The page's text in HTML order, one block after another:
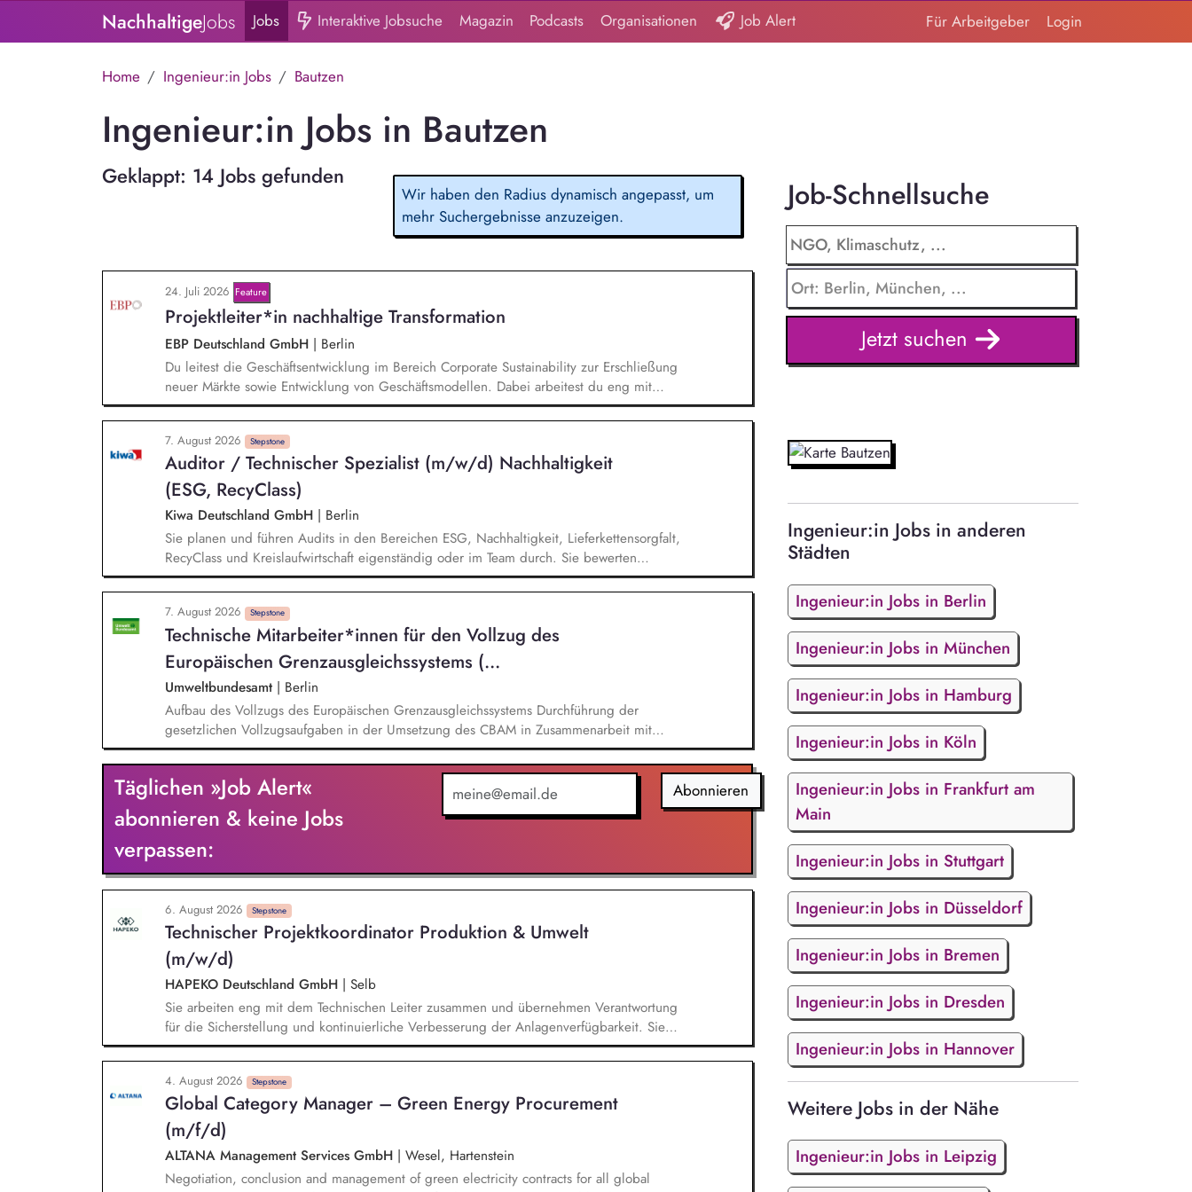
NachhaltigeJobs Jobs Interaktive Jobsuche Magazin Podcasts Organisationen Job Alert Für Arbeitgeber Login
Home Ingenieur:in Jobs Bautzen
Ingenieur:in Jobs in Bautzen
Geklappt: 14 Jobs gefunden
Wir haben den Radius dynamisch angepasst, um
mehr Suchergebnisse anzuzeigen.
24. Juli 2026 Feature
Projektleiter*in nachhaltige Transformation
EBP Deutschland GmbH | Berlin
Du leitest die Geschäftsentwicklung im Bereich Corporate Sustainability zur Erschließung
neuer Märkte sowie Entwicklung von Geschäftsmodellen. Dabei arbeitest du eng mit
einem bestehenden Team zusammen und entwickelst dieses gemeinsam mit erfahrenen
Projektleiter*innen weiter. Zu Deinen Aufgaben gehören vor allem: Strategieentwicklung:
Entwurf und Umsetzung von Wachstumsstrategie und Geschäftsmodellen, Trendanalysen:
Frühzeitige Identifikation von Branchen- und Regulatoriktrends, Partnermanagement:
Aufbau von strategischen Partnerschaften, Kooperationen und Netzwerken, Akquisition von
Aufträgen, Neukunden und Projekten.
7. August 2026 Stepstone
Auditor / Technischer Spezialist (m/w/d) Nachhaltigkeit
(ESG, RecyClass)
Kiwa Deutschland GmbH | Berlin
Sie planen und führen Audits in den Bereichen ESG, Nachhaltigkeit, Lieferkettensorgfalt,
RecyClass und Kreislaufwirtschaft eigenständig oder im Team durch. Sie bewerten
Unternehmen hinsichtlich gesetzlicher, normativer und kundenspezifischer Nachhaltigkeits-
und Compliance-Anforderungen und erstellen aussagekräftige Auditberichte. Sie prüfen
Audit- und Bewertungsergebnisse, bewerten Korrekturmaßnahmen und stellen die
Einhaltung relevanter Standards und Zertifizierungsanforderungen sicher.
7. August 2026 Stepstone
Technische Mitarbeiter*innen für den Vollzug des
Europäischen Grenzausgleichs­systems (...
Umweltbundesamt | Berlin
Aufbau des Vollzugs des Europäischen Grenzausgleichssystems Durchführung der
gesetzlichen Vollzugsaufgaben in der Umsetzung des CBAM in Zusammenarbeit mit
anderen Facheinheiten der DEHSt, vor allem: - Prüfung von CBAM-Berichten und
‑Erklärungen sowie Prüfung, Aufbereitung und Bewertung der erhobenen Emissionsdaten -
Mitwirkung bei der Durchführung von Rechtsmittelverfahren - Kommunikation mit
Importeuren sowie dem Zoll und der Europäischen Kommission - Erarbeitung von
Strategien und Konzepten für den einheitlichen Vollzug der rechtlichen Regelungen zum
CBAM und deren Weiterentwicklung
Täglichen »Job Alert«
abonnieren & keine Jobs
verpassen:
Abonnieren
6. August 2026 Stepstone
Technischer Projektkoordinator Produktion & Umwelt
(m/w/d)
HAPEKO Deutschland GmbH | Selb
Sie arbeiten eng mit dem Technischen Leiter zusammen und übernehmen Verantwortung
für die Sicherstellung und kontinuierliche Verbesserung der Anlagenverfügbarkeit. Sie
analysieren technische Störungen, koordinieren interne sowie externe Fachbereiche und
begleiten nachhaltige Lösungen bis zur erfolgreichen Umsetzung. Sie betreuen technische
Prozesse in den Bereichen Recycling, Wasser- und Abwassertechnik sowie
Umweltmanagement und stellen die Einhaltung relevanter Anforderungen sicher. Sie
planen und begleiten technische Optimierungs-, Investitions- und Verbesserungsprojekte
und entwickeln Produktions- und Anlagenprozesse kontinuierlich weiter.
4. August 2026 Stepstone
Global Category Manager – Green Energy Procurement
(m/f/d)
ALTANA Management Services GmbH | Wesel, Hartenstein
Negotiation, conclusion and management of green electricity contracts for all global
Job-Schnellsuche
Jetzt suchen
Ingenieur:in Jobs in anderen
Städten
Ingenieur:in Jobs in Berlin
Ingenieur:in Jobs in München
Ingenieur:in Jobs in Hamburg
Ingenieur:in Jobs in Köln
Ingenieur:in Jobs in Frankfurt am
Main
Ingenieur:in Jobs in Stuttgart
Ingenieur:in Jobs in Düsseldorf
Ingenieur:in Jobs in Bremen
Ingenieur:in Jobs in Dresden
Ingenieur:in Jobs in Hannover
Weitere Jobs in der Nähe
Ingenieur:in Jobs in Leipzig